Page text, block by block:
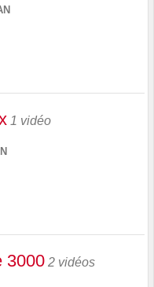
1 vidéo
3000 2 vidéos